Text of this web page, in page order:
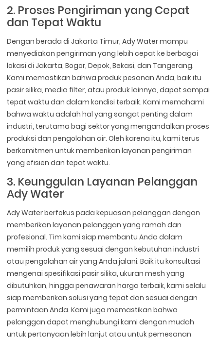
2. Proses Pengiriman yang Cepat
dan Tepat Waktu
Dengan berada di Jakarta Timur, Ady Water mampu
menyediakan pengiriman yang lebih cepat ke berbagai
lokasi di Jakarta, Bogor, Depok, Bekasi, dan Tangerang.
Kami memastikan bahwa produk pesanan Anda, baik itu
pasir silika, media filter, atau produk lainnya, dapat sampai
tepat waktu dan dalam kondisi terbaik. Kami memahami
bahwa waktu adalah hal yang sangat penting dalam
industri, terutama bagi sektor yang mengandalkan proses
produksi dan pengolahan air. Oleh karena itu, kami terus
berkomitmen untuk memberikan layanan pengiriman
yang efisien dan tepat waktu.
3. Keunggulan Layanan Pelanggan
Ady Water
Ady Water berfokus pada kepuasan pelanggan dengan
memberikan layanan pelanggan yang ramah dan
profesional. Tim kami siap membantu Anda dalam
memilih produk yang sesuai dengan kebutuhan industri
atau pengolahan air yang Anda jalani. Baik itu konsultasi
mengenai spesifikasi pasir silika, ukuran mesh yang
dibutuhkan, hingga penawaran harga terbaik, kami selalu
siap memberikan solusi yang tepat dan sesuai dengan
permintaan Anda. Kami juga memastikan bahwa
pelanggan dapat menghubungi kami dengan mudah
untuk pertanyaan lebih lanjut atau untuk pemesanan